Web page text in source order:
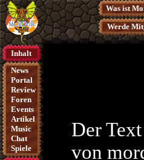
Inhalt
News
Portal
Review
Foren
Events
Artikel
Music
Chat
Spiele
Was ist
Werde
Der
von